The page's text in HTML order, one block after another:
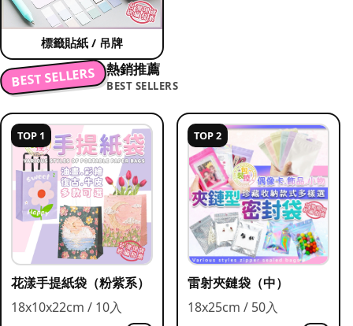
標籤貼紙 / 吊牌
BEST SELLERS 熱銷推薦
BEST SELLERS
TOP 1
花漾手提紙袋（粉紫系）
18x10x22cm / 10入
TOP 2
雷射夾鏈袋（中）
18x25cm / 50入